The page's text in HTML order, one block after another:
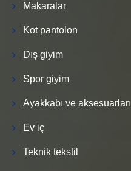
Makaralar
Kot pantolon
Dış giyim
Spor giyim
Ayakkabı ve aksesuarları
Ev iç
Teknik tekstil